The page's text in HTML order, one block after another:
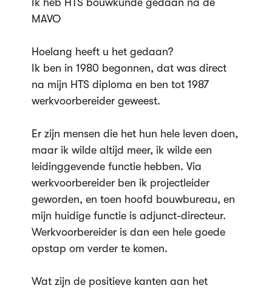
Ik heb HTS bouwkunde gedaan na de
MAVO
Hoelang heeft u het gedaan?
Ik ben in 1980 begonnen, dat was direct
na mijn HTS diploma en ben tot 1987
werkvoorbereider geweest.
Er zijn mensen die het hun hele leven doen,
maar ik wilde altijd meer, ik wilde een
leidinggevende functie hebben. Via
werkvoorbereider ben ik projectleider
geworden, en toen hoofd bouwbureau, en
mijn huidige functie is adjunct-directeur.
Werkvoorbereider is dan een hele goede
opstap om verder te komen.
Wat zijn de positieve kanten aan het